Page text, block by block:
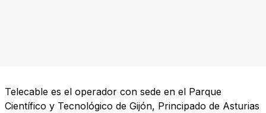
Telecable es el operador con sede en el Parque
Científico y Tecnológico de Gijón, Principado de Asturias